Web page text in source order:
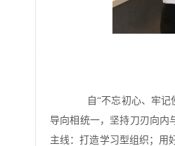
自“不忘初心、牢记
导向相统一，坚持刀刃向内
主线：打造学习型组织；用